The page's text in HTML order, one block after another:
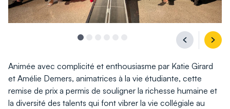
l'image
1
l'image
2
l'image
3
l'image
4
l'image
5
l'image
6
Animée avec complicité et enthousiasme par Katie Girard
et Amélie Demers, animatrices à la vie étudiante, cette
remise de prix a permis de souligner la richesse humaine et
la diversité des talents qui font vibrer la vie collégiale au